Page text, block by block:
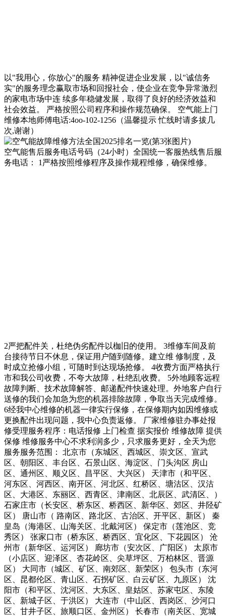
以"我用心，你放心"的服务 精神促进企业发展，以"诚信务
实"的服务理念赢取市场和回报社会，使企业在竞争异常激烈
的家电市场中连 续多年稳健发展，取得了良好的经济效益和
社会效益。 严格按照公司程序和操作规范确保。 空气能上门
维修本地师傅电话:4oo-102-1256（温馨提示 忙线时请多拔几
次,谢谢）
空气能售后服务电话号码（24小时）全国统一客服热线售后服
务电话： 1严格按照维修程序及操作规程维修，确保维修。
2严把配件关，杜绝伪劣配件以枷旧的使用。 3维修车间及前
台接待节日不休息，保证用户随到随修。建立维 修制度，及
时成立抢修小组，可随时到达现场抢修。 4收费方面严格执行
市和我公司收费，不夸大故障，杜绝乱收费。 5外地顾客远程
故障判断、技术故障解答、邮递配件快速处理。外地客户自行
送修的我们会加急为您的机器排除故障，争取当天完成维修。
6经我中心维修的机器一律实行保修，在保修期内如因维修或
更换配件出现问题，我中心负责返修。 厂家维修驻办事处报
修受理服务程序：电话报修 上门检查 据实报价 维修故障 提供
保修 维修服务中心不求利润多少，只求服务更好，全天为您
服务服务范围： 北京市（东城区、西城区、崇文区、宣武
区、朝阳区、丰台区、石景山区、海淀区、门头沟区 房山
区、通州区、顺义区、昌平区、大兴区） 天津市（和平区、
河东区、河西区、南开区、河北区、红桥区、塘沽区、汉沽
区、大港区、东丽区、西青区、津南区、北辰区、武清区、）
石家庄市（长安区、桥东区、桥西区、新华区、郊区、井陉矿
区） 唐山市（ 路南区、路北区、古治区、开平区、新区） 秦
皇岛（海港区、山海关区、北戴河区） 保定市（莲池区、竞
秀区） 张家口市（桥东区、桥西区、宜化区、下花园区） 沧
州市（新华区、运河区） 廊坊市（安次区、广阳区） 太原市
（小店区、迎泽区、杏花岭区、尖草坪区、万柏林区、晋源
区） 大同市（城区、矿区、南郊区、新荣区） 包头市（东河
区、昆都伦区、青山区、石拐矿区、白云矿区、九原区） 沈
阳市（和平区、沈河区、大东区、皇姑区、苏家屯区、东陵
区、新城子区、于洪区） 大连市（中山区、西岗区、沙河口
区、甘井子区、旅顺口区、金州区） 长春市（南关区、宽城